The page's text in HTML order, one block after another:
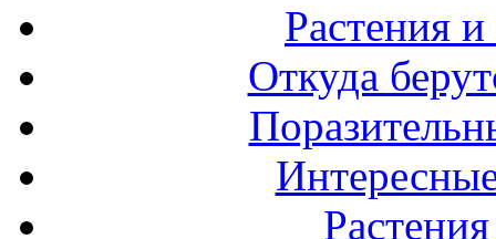
Растения
Откуда